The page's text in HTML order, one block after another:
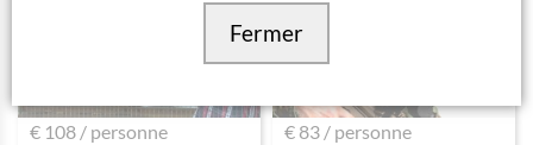
€ 108 / personne € 83 / personne
Fermer